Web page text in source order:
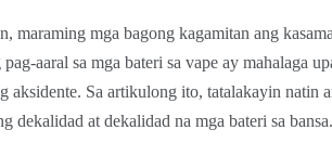
maraming mga bagong kagamitan ang
aaral sa mga bateri sa vape ay mahalaga
aksidente. Sa artikulong ito, tatalakayin natin
dekalidad at dekalidad na mga bateri sa bansa.